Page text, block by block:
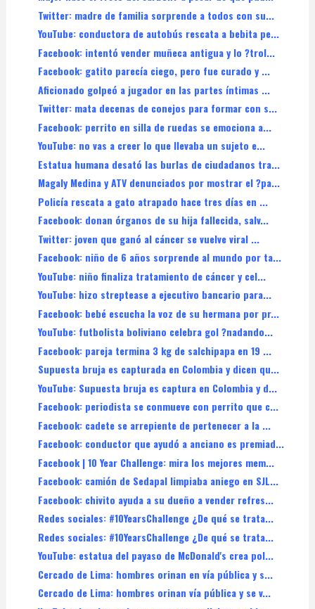
Twitter: madre de familia sorprende a todos con su...
YouTube: conductora de autobús rescata a bebita pe...
Facebook: intentó vender muñeca antigua y lo ?trol...
Facebook: gatito parecía ciego, pero fue curado y ...
Aficionado golpeó a jugador en las partes íntimas ...
Twitter: mata decenas de conejos para formar con s...
Facebook: perrito en silla de ruedas se emociona a...
YouTube: no vas a creer lo que llevaba un sujeto e...
Estatua humana desató las burlas de ciudadanos tra...
Magaly Medina y ATV denunciados por mostrar el ?pa...
Policía rescata a gato atrapado hace tres días en ...
Facebook: donan órganos de su hija fallecida, salv...
Twitter: joven que ganó al cáncer se vuelve viral ...
Facebook: niño de 6 años sorprende al mundo por ta...
YouTube: niño finaliza tratamiento de cáncer y cel...
YouTube: hizo streptease a ejecutivo bancario para...
Facebook: bebé escucha la voz de su hermana por pr...
YouTube: futbolista boliviano celebra gol ?nadando...
Facebook: pareja termina 3 kg de salchipapa en 19 ...
Supuesta bruja es capturada en Colombia y dicen qu...
YouTube: Supuesta bruja es captura en Colombia y d...
Facebook: periodista se conmueve con perrito que c...
Facebook: cadete se arrepiente de pertenecer a la ...
Facebook: conductor que ayudó a anciano es premiad...
Facebook | 10 Year Challenge: mira los mejores mem...
Facebook: camión de Sedapal limpiaba aniego en SJL...
Facebook: chivito ayuda a su dueño a vender refres...
Redes sociales: #10YearsChallenge ¿De qué se trata...
Redes sociales: #10YearsChallenge ¿De qué se trata...
YouTube: estatua del payaso de McDonald's crea pol...
Cercado de Lima: hombres orinan en vía pública y s...
Cercado de Lima: hombres orinan vía pública y se v...